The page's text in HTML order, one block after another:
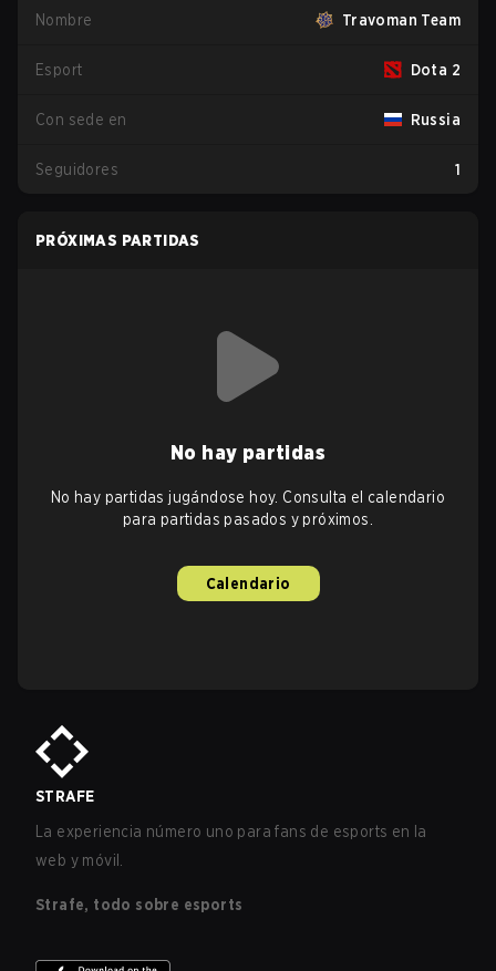
Nombre Travoman Team
Esport Dota 2
Con sede en Russia
Seguidores 1
PRÓXIMAS PARTIDAS
No hay partidas
No hay partidas jugándose hoy. Consulta el calendario
para partidas pasados y próximos.
Calendario
STRAFE
La experiencia número uno para fans de esports en la
web y móvil.
Strafe, todo sobre esports